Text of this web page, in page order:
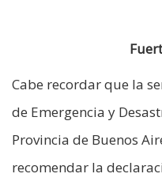
Cabe recordar que la
de Emergencia y
Provincia de Buenos
recomendar la